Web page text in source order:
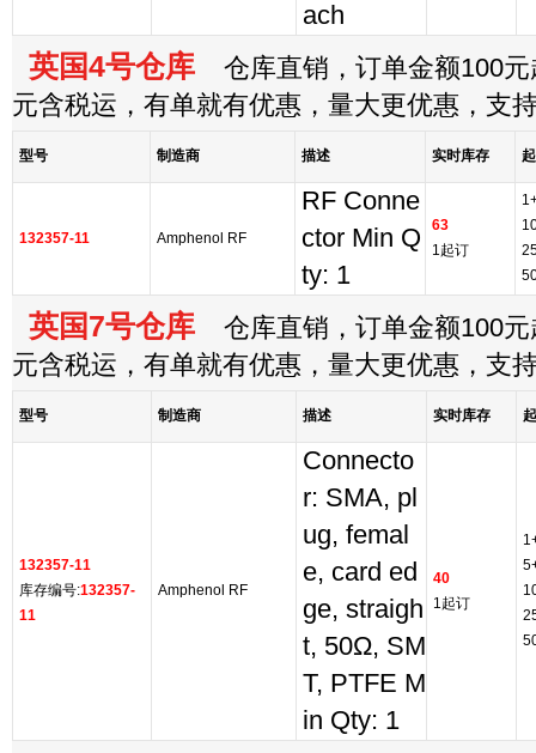
ach
英国4号仓库 仓库直销，订单金额100元
元含税运，有单就有优惠，量大更优惠，支
型号 制造商 描述 实时库存
132357-11 Amphenol RF
RF Conne
ctor Min Q
ty: 1
63
1起订
英国7号仓库 仓库直销，订单金额100元
元含税运，有单就有优惠，量大更优惠，支
型号 制造商 描述 实时库存
132357-11
库存编号:132357-
11
Amphenol RF
Connecto
r: SMA, pl
ug, femal
e, card ed
ge, straigh
t, 50Ω, SM
T, PTFE M
in Qty: 1
40
1起订